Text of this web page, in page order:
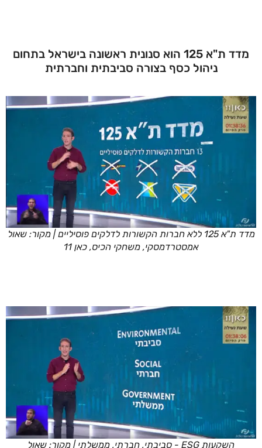
מדד ת"א 125 הוא סנונית ראשונה בישראל בתחום
ניהול כסף בצורה סביבתית וחברתית
מדד ת"א 125 ללא חברות הקשורות לדלקים פוסיליים | מקור: שאול
אמסטרדמסקי, משחקי הכיס, כאן 11
השקעות ESG - סביבתי, חברתי, ממשלתי | מקור: שאול